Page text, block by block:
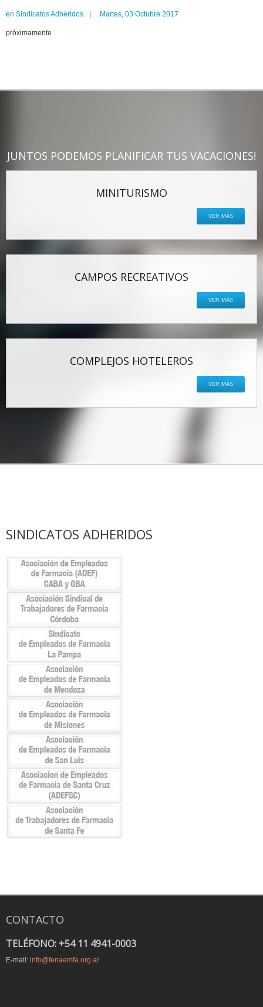
en Sindicatos Adheridos Martes, 03 Octubre 2017
próximamente
JUNTOS PODEMOS PLANIFICAR TUS VACACIONES!
MINITURISMO
VER MÁS
CAMPOS RECREATIVOS
VER MÁS
COMPLEJOS HOTELEROS
VER MÁS
SINDICATOS ADHERIDOS
CONTACTO
TELÉFONO: +54 11 4941-0003
E-mail: info@fenaemfa.org.ar